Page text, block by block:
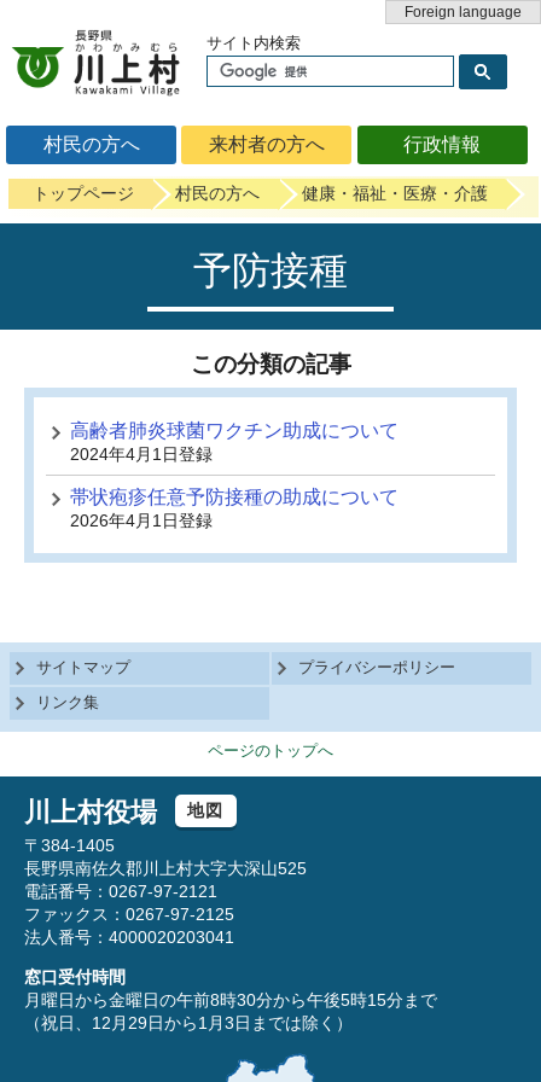
Foreign language
村民の方へ 来村者の方へ 行政情報
サイト内検索
トップページ 村民の方へ 健康・福祉・医療・介護
予防接種
この分類の記事
高齢者肺炎球菌ワクチン助成について
2024年4月1日登録
帯状疱疹任意予防接種の助成について
2026年4月1日登録
サイトマップ
プライバシーポリシー
リンク集
ページのトップへ
川上村役場
地図
〒384-1405
長野県南佐久郡川上村大字大深山525
電話番号：0267-97-2121
ファックス：0267-97-2125
法人番号：4000020203041
窓口受付時間
月曜日から金曜日の午前8時30分から午後5時15分まで
（祝日、12月29日から1月3日までは除く）